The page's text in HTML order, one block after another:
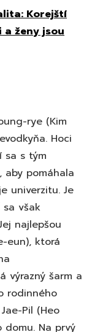
Korejští
a ženy jsou
rye (Kim
Hoci
sa s tým
aby pomáhala
univerzitu. Je
však
najlepšou
eun), ktorá
výrazný šarm a
rodinného
Pil (Heo
Na prvý